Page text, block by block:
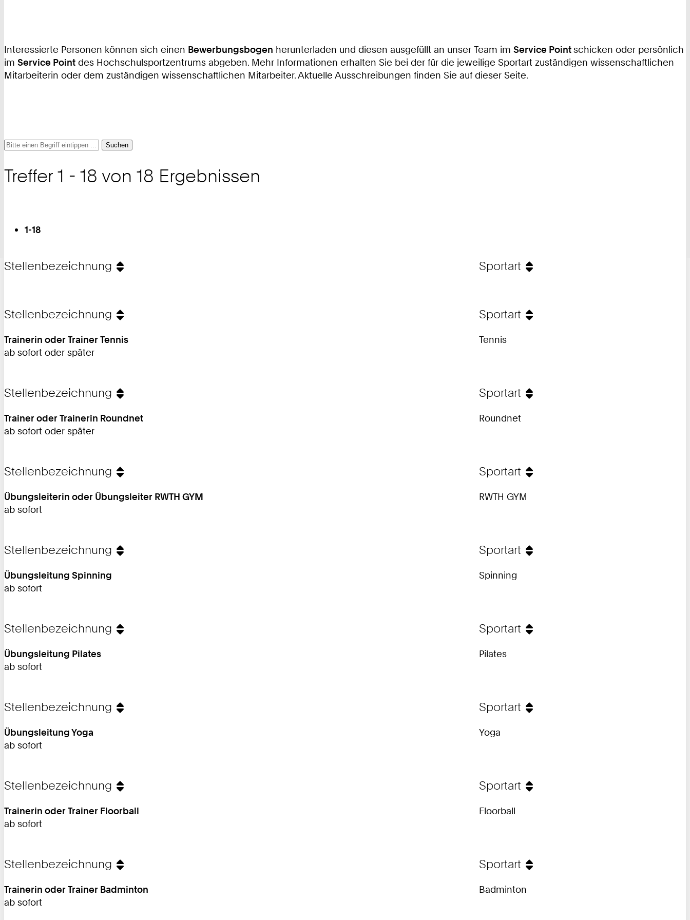
Interessierte Personen können sich einen Bewerbungsbogen herunterladen und diesen ausgefüllt an unser Team im Service Pointschicken oder persönlich
im Service Point des Hochschulsportzentrums abgeben. Mehr Informationen erhalten Sie bei der für die jeweilige Sportart zuständigen wissenschaftlichen
Mitarbeiterin oder dem zuständigen wissenschaftlichen Mitarbeiter. Aktuelle Ausschreibungen finden Sie auf dieser Seite.
Suche
und
Suche
Suche
Treffer 1 - 18 von 18 Ergebnissen
Sie
Seite:
1-18
Stellenbezeichnung Sportart
Stellenbezeichnung
Trainerin oder Trainer Tennis
ab sofort oder später
Sportart
Tennis
Stellenbezeichnung
Trainer oder Trainerin Roundnet
ab sofort oder später
Sportart
Roundnet
Stellenbezeichnung
Übungsleiterin oder Übungsleiter RWTH GYM
ab sofort
Sportart
RWTH GYM
Stellenbezeichnung
Übungsleitung Spinning
ab sofort
Sportart
Spinning
Stellenbezeichnung
Übungsleitung Pilates
ab sofort
Sportart
Pilates
Stellenbezeichnung
Übungsleitung Yoga
ab sofort
Sportart
Yoga
Stellenbezeichnung
Trainerin oder Trainer Floorball
ab sofort
Sportart
Floorball
Stellenbezeichnung
Trainerin oder Trainer Badminton
ab sofort
Sportart
Badminton